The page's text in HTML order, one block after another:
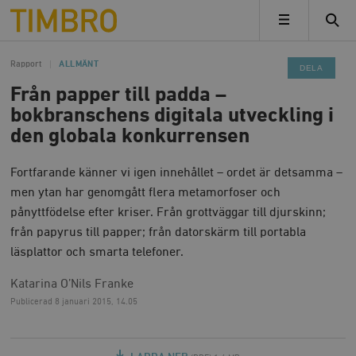
Timbro
MENY
Rapport ALLMÄNT
Från papper till padda –
bokbranschens digitala utveckling i
den globala konkurrensen
Fortfarande känner vi igen innehållet – ordet är detsamma –
men ytan har genomgått flera metamorfoser och
pånyttfödelse efter kriser. Från grottväggar till djurskinn;
från papyrus till papper; från datorskärm till portabla
läsplattor och smarta telefoner.
Katarina O’Nils Franke
Publicerad 8 januari 2015, 14.05
DELA